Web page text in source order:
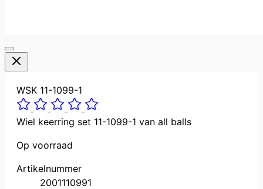
WSK 11-1099-1
Wiel keerring set 11-1099-1 van all balls
Op voorraad
Artikelnummer
2001110991